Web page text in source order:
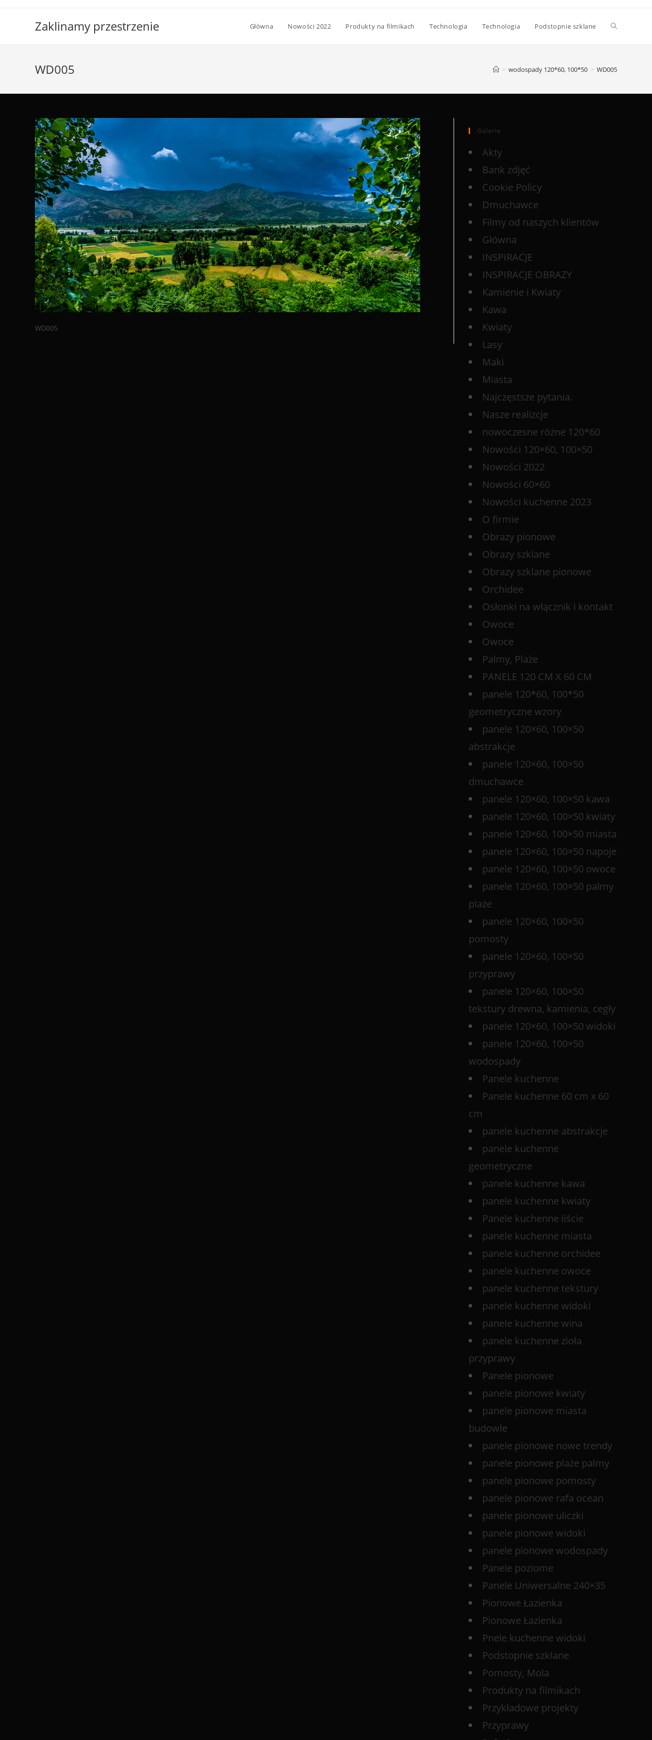
Zaklinamy przestrzenie Główna Nowości 2022 Produkty na filmikach Technologia Technologia Podstopnie szklane
WD005 > wodospady 120*60, 100*50 > WD005
WD005
Galerie
Akty
Bank zdjęć
Cookie Policy
Dmuchawce
Filmy od naszych klientów
Główna
INSPIRACJE
INSPIRACJE OBRAZY
Kamienie i Kwiaty
Kawa
Kwiaty
Lasy
Maki
Miasta
Najczęstsze pytania.
Nasze realizcje
nowoczesne różne 120*60
Nowości 120×60, 100×50
Nowości 2022
Nowości 60×60
Nowości kuchenne 2023
O firmie
Obrazy pionowe
Obrazy szklane
Obrazy szklane pionowe
Orchidee
Osłonki na włącznik i kontakt
Owoce
Owoce
Palmy, Plaże
PANELE 120 CM X 60 CM
panele 120*60, 100*50
geometryczne wzory
panele 120×60, 100×50
abstrakcje
panele 120×60, 100×50
dmuchawce
panele 120×60, 100×50 kawa
panele 120×60, 100×50 kwiaty
panele 120×60, 100×50 miasta
panele 120×60, 100×50 napoje
panele 120×60, 100×50 owoce
panele 120×60, 100×50 palmy
plaże
panele 120×60, 100×50
pomosty
panele 120×60, 100×50
przyprawy
panele 120×60, 100×50
tekstury drewna, kamienia, cegły
panele 120×60, 100×50 widoki
panele 120×60, 100×50
wodospady
Panele kuchenne
Panele kuchenne 60 cm x 60
cm
panele kuchenne abstrakcje
panele kuchenne
geometryczne
panele kuchenne kawa
panele kuchenne kwiaty
Panele kuchenne liście
panele kuchenne miasta
panele kuchenne orchidee
panele kuchenne owoce
panele kuchenne tekstury
panele kuchenne widoki
panele kuchenne wina
panele kuchenne zioła
przyprawy
Panele pionowe
panele pionowe kwiaty
panele pionowe miasta
budowle
panele pionowe nowe trendy
panele pionowe plaże palmy
panele pionowe pomosty
panele pionowe rafa ocean
panele pionowe uliczki
panele pionowe widoki
panele pionowe wodospady
Panele poziome
Panele Uniwersalne 240×35
Pionowe Łazienka
Pionowe Łazienka
Pnele kuchenne widoki
Podstopnie szklane
Pomosty, Mola
Produkty na filmikach
Przykładowe projekty
Przyprawy